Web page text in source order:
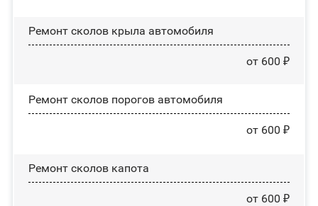
Ремонт сколов крыла автомобиля
от 600 ₽
Ремонт сколов порогов автомобиля
от 600 ₽
Ремонт сколов капота
от 600 ₽